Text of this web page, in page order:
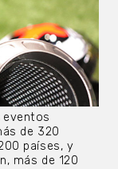
eventos
de 320
países, y
más de 120